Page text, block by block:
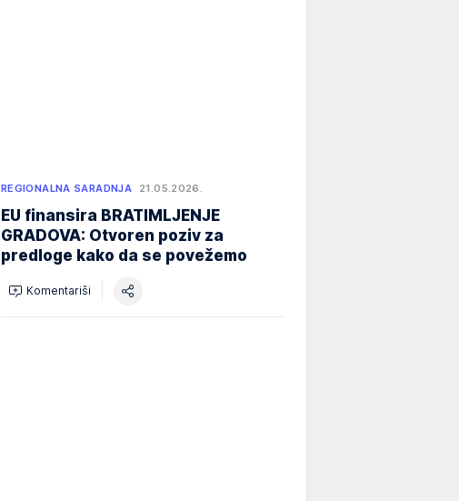
REGIONALNA SARADNJA 21.05.2026.
EU finansira BRATIMLJENJE
GRADOVA: Otvoren poziv za
predloge kako da se povežemo
Komentariši